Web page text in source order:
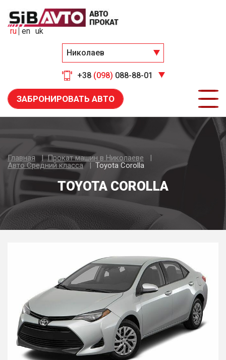
Николаев
+38 (098) 088-88-01
ru en uk
ЗАБРОНИРОВАТЬ АВТО
Главная
Прокат машин в Николаеве
Авто Средний класса
Toyota Corolla
TOYOTA COROLLA